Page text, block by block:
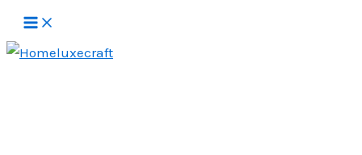
Aller
au
contenu